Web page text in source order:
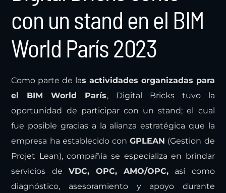
con un stand en el BIM
World París 2023
Como parte de las actividades organizadas para
el BIM World París, Digital Bricks tuvo la
oportunidad de participar con un stand; el cual
fue posible gracias a la alianza estratégica que la
empresa ha establecido conGPLEAN (Gestion de
Projet Lean), compañía se especializa en brindar
servicios de VDC, OPC, AMO/OPC, así como
diagnóstico, asesoramiento y apoyo durante